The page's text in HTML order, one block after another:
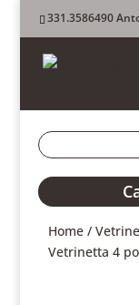
331.3586490
Home /
Vetrinetta 4